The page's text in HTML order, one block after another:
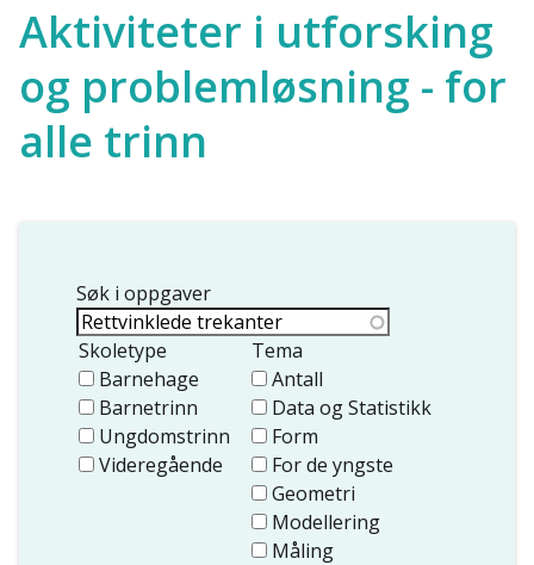
Ressurser for alle
Aktiviteter i utforsking
og problemløsning - for
alle trinn
Søk i oppgaver
Skoletype
Barnehage
Barnetrinn
Ungdomstrinn
Videregående
Tema
Antall
Data og Statistikk
Form
For de yngste
Geometri
Modellering
Måling